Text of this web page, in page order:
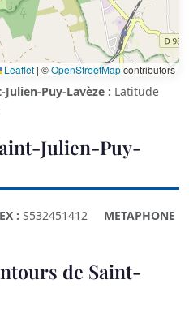
Leaflet | ©OpenStreetMapcontributors
Julien-Puy-Lavèze : Latitude
Julien-Puy-
: S532451412
METAPHONE
de Saint-